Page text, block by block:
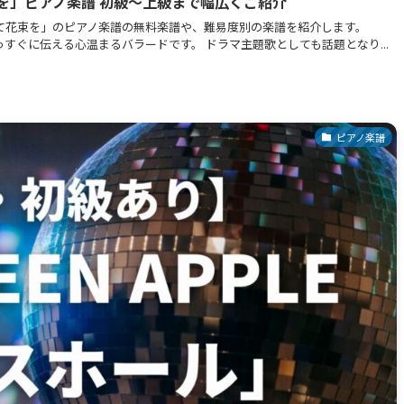
束を」のピアノ楽譜の無料楽譜や、難易度別の楽譜を紹介します。
ぐに伝える心温まるバラードです。 ドラマ主題歌としても話題となり...
ピアノ楽譜